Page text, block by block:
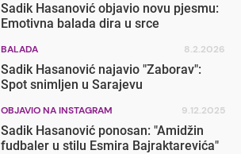
Sadik Hasanović objavio novu pjesmu:
Emotivna balada dira u srce
BALADA 8.2.2026
Sadik Hasanović najavio "Zaborav":
Spot snimljen u Sarajevu
OBJAVIO NA INSTAGRAM 9.12.2025
Sadik Hasanović ponosan: "Amidžin
fudbaler u stilu Esmira Bajraktarevića"